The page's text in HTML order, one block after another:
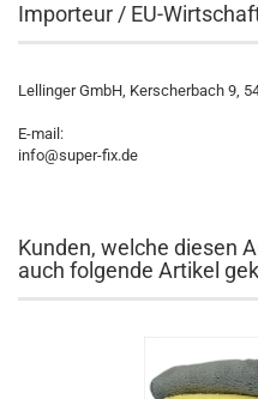
Importeur / EU-
Lellinger GmbH, Kerscherbach 9,
E-mail:
info@super-fix.de
Kunden, welche diesen
auch folgende Artikel